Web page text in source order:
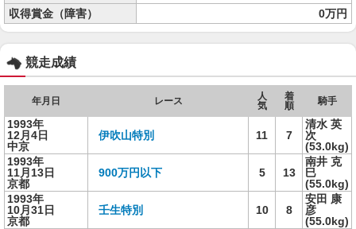
収得賞金（障害）
0万円
競走成績
年月日 レース
人
気
着
順
騎手
1993年
12月4日
中京
伊吹山特別 11 7
清水 英
次
(53.0kg)
1993年
11月13日
京都
900万円以下 5 13
南井 克
巳
(55.0kg)
1993年
10月31日
京都
壬生特別 10 8
安田 康
彦
(55.0kg)